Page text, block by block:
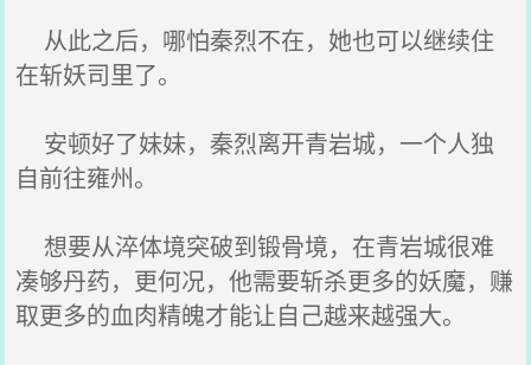
从此之后，哪怕秦烈不在，她也可以继续住
在斩妖司里了。
安顿好了妹妹，秦烈离开青岩城，一个人独
自前往雍州。
想要从淬体境突破到锻骨境，在青岩城很难
凑够丹药，更何况，他需要斩杀更多的妖魔，赚
取更多的血肉精魄才能让自己越来越强大。